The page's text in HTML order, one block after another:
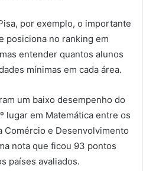
por exemplo, o importante
posiciona no ranking em
entender quantos alunos
mínimas em cada área.
um baixo desempenho do
lugar em Matemática entre os
Comércio e Desenvolvimento
nota que ficou 93 pontos
países avaliados.